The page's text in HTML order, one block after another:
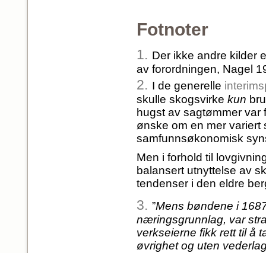
Fotnoter
1. Der ikke andre kilder
av forordningen, Nagel
2. I de generelle
skulle skogsvirke kun
hugst av sagtømmer
ønske om en mer variert
samfunnsøkonomisk
Men i forhold til
balansert utnyttelse av
tendenser i den eldre
3. ”Mens bøndene i
næringsgrunnlag, var
verkseierne fikk rett til å
øvrighet og uten